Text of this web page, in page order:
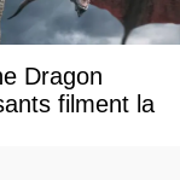
Dragon
filment la